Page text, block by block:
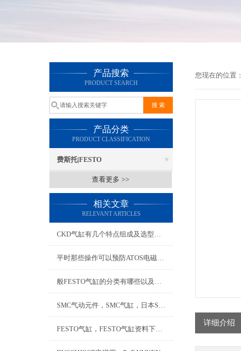
产品搜索
PRODUCT SEARCH
产品分类
PRODUCT CLASSIFICATION
费斯托|FESTO
查看更多 >>
相关文章
RELEVANT ARTICLES
CKD气缸有几个特点组成及选型大全，CKD气缸
平时那些操作可以预防ATOS电磁阀出现故障？
般FESTO气缸的分类有哪些以及优缺点是什么？
SMC气动元件，SMC气缸，日本SMC气动元件，SMC
FESTO气缸，FESTO气缸资料下载规格与中文资料说明书
您现在的位置：
详细介绍